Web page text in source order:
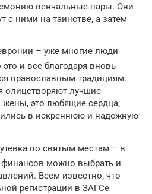
венчальные пары. Они
с ними на таинстве, а затем
– уже многие люди
и все благодаря вновь
православным традициям.
олицетворяют лучшие
жены, это любящие сердца,
в искреннюю и надежную
по святым местам – в
финансов можно выбрать и
Всем известно, что
регистрации в ЗАГСе